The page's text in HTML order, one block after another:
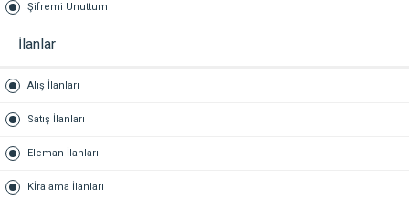
Şifremi Unuttum
İlanlar
Alış İlanları
Satış İlanları
Eleman İlanları
Kİralama İlanları